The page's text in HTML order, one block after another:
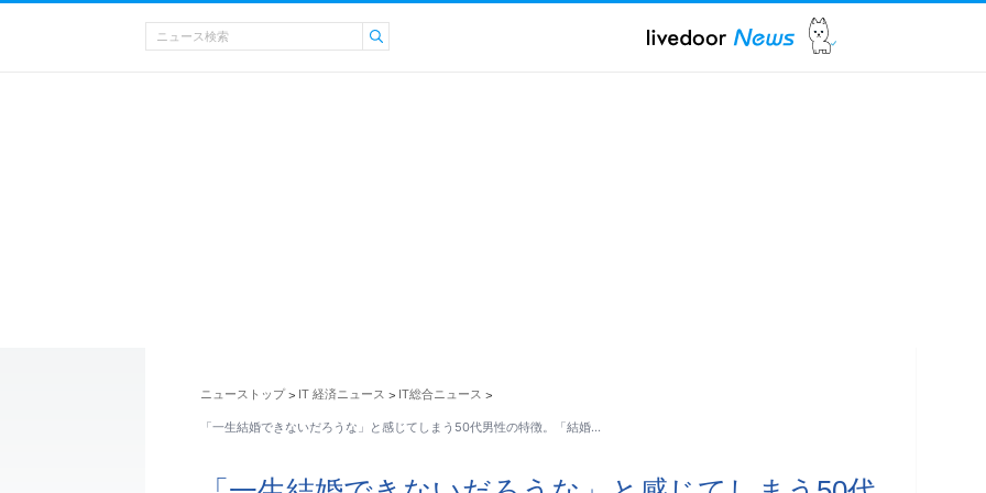
ニューストップ > IT 経済ニュース > IT総合ニュース >
「一生結婚できないだろうな」と感じてしまう50代男性の特徴。「結婚…